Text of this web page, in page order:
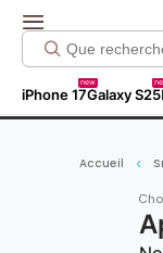
iPhone 17
new
Galaxy S25
Accueil